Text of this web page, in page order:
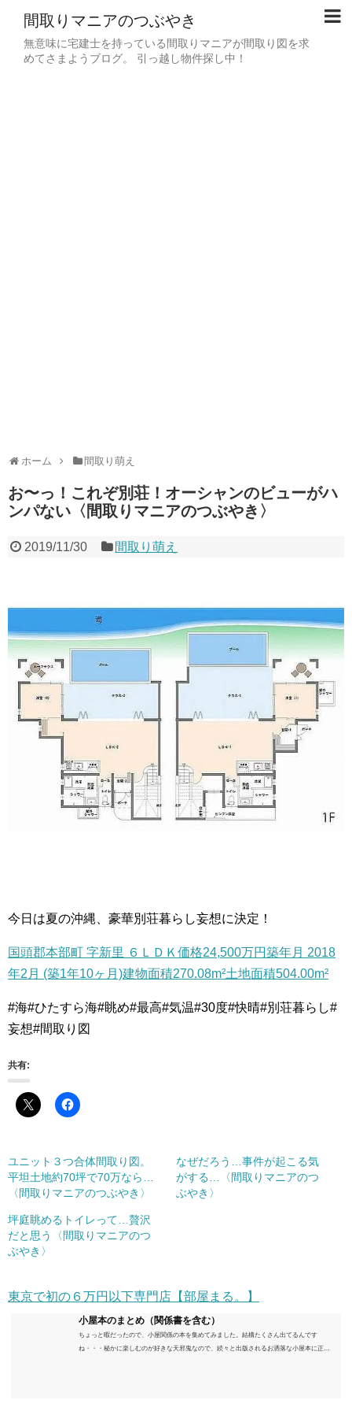
間取りマニアのつぶやき
無意味に宅建士を持っている間取りマニアが間取り図を求
めてさまようブログ。 引っ越し物件探し中！
ホーム 間取り萌え
お〜っ！これぞ別荘！オーシャンのビューがハ
ンパない〈間取りマニアのつぶやき〉
2019/11/30 間取り萌え
今日は夏の沖縄、豪華別荘暮らし妄想に決定！
国頭郡本部町 字新里 ６ＬＤＫ価格24,500万円築年月 2018
年2月 (築1年10ヶ月)建物面積270.08m²土地面積504.00m²
#海#ひたすら海#眺め#最高#気温#30度#快晴#別荘暮らし#
妄想#間取り図
共有:
ユニット３つ合体間取り図。
平坦土地約70坪で70万なら…
〈間取りマニアのつぶやき〉
なぜだろう…事件が起こる気
がする…〈間取りマニアのつ
ぶやき〉
坪庭眺めるトイレって…贅沢
だと思う〈間取りマニアのつ
ぶやき〉
東京で初の６万円以下専門店【部屋まる。】
小屋本のまとめ（関係書を含む）
ちょっと暇だったので、小屋関係の本を集めてみました。結構たくさん出てるんです
ね・・・秘かに楽しむのが好きな天邪鬼なので、続々と出版されるお洒落な小屋本に正直